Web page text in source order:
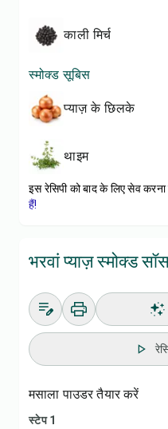
काली मिर्च
स्मोक्ड सूबिस
प्याज़ के छिलके
थाइम
इस रेसिपी को बाद के लिए सेव
हैं!
भरवां प्याज़ स्मोक्ड
मसाला पाउडर तैयार करें
स्टेप 1